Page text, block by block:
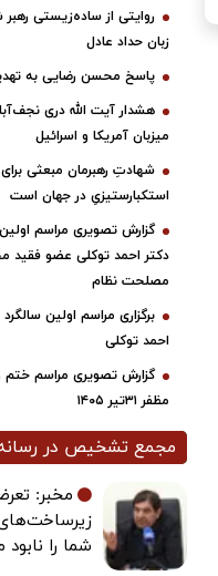
روایتی از ساده‌زیستی رهبر
زبان حداد عادل
پاسخ محسن رضایی به
هشدار آیت الله دری
میزبان آمریکا و اسرائیل
شهادتِ رهبرمان مبعثی
استکبارستیزیِ در جهان است
گزارش تصویری مراسم
دکتر احمد توکلی عضو
مصلحت نظام
برگزاری مراسم اولین
احمد توکلی
گزارش تصویری مراسم ختم
مظفر ۳۱تیر ۱۴۰۵
مجمع تشخیص در
مخبر:
شما را